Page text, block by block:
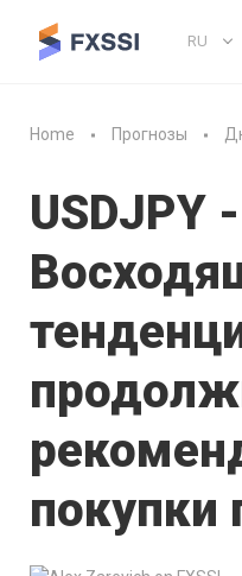
RU
Home Прогнозы
USDJPY -
покупки